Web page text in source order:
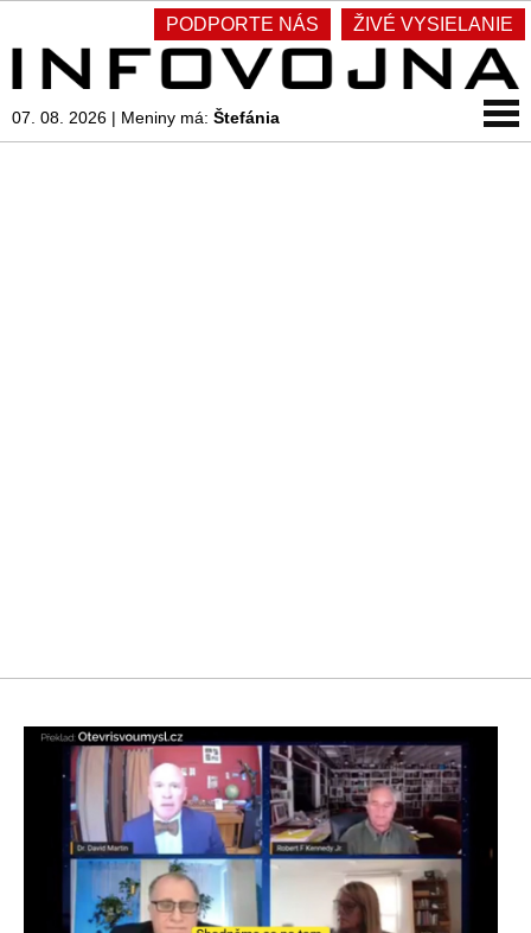
PODPORTE NÁS ŽIVÉ VYSIELANIE
07. 08. 2026 | Meniny má: Štefánia